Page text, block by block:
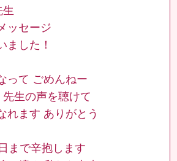
ッセージ
ました！
って ごめんねー
生の声を聴けて
れます ありがとう
まで辛抱します